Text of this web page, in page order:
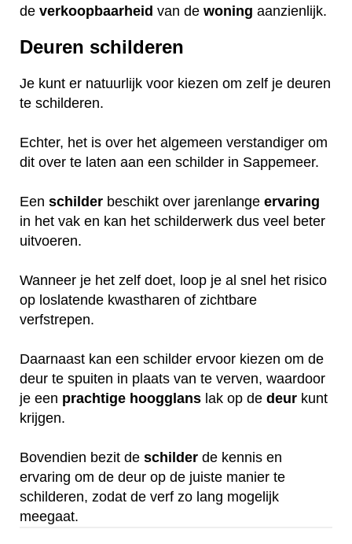
de verkoopbaarheid van de woning aanzienlijk.
Deuren schilderen
Je kunt er natuurlijk voor kiezen om zelf je deuren
te schilderen.
Echter, het is over het algemeen verstandiger om
dit over te laten aan een schilder in Sappemeer.
Een schilder beschikt over jarenlange ervaring
in het vak en kan het schilderwerk dus veel beter
uitvoeren.
Wanneer je het zelf doet, loop je al snel het risico
op loslatende kwastharen of zichtbare
verfstrepen.
Daarnaast kan een schilder ervoor kiezen om de
deur te spuiten in plaats van te verven, waardoor
je een prachtige hoogglans lak op de deur kunt
krijgen.
Bovendien bezit de schilder de kennis en
ervaring om de deur op de juiste manier te
schilderen, zodat de verf zo lang mogelijk
meegaat.